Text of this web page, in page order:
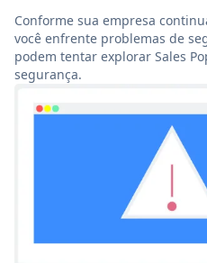
Conforme sua empresa
você enfrente problemas de
podem tentar explorar Sales
segurança.